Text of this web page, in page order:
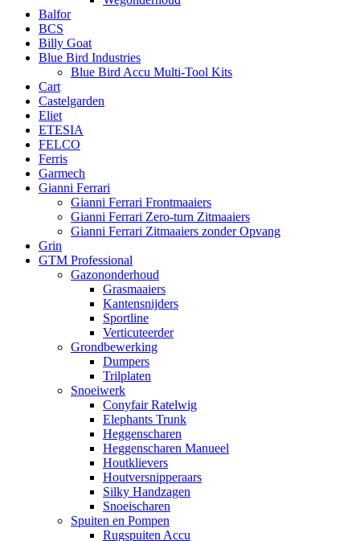
Balfor
BCS
Billy Goat
Blue Bird Industries
Blue Bird Accu Multi-Tool Kits
Cart
Castelgarden
Eliet
ETESIA
FELCO
Ferris
Garmech
Gianni Ferrari
Gianni Ferrari Frontmaaiers
Gianni Ferrari Zero-turn Zitmaaiers
Gianni Ferrari Zitmaaiers zonder Opvang
Grin
GTM Professional
Gazononderhoud
Grasmaaiers
Kantensnijders
Sportline
Verticuteerder
Grondbewerking
Dumpers
Trilplaten
Snoeiwerk
Conyfair Ratelwig
Elephants Trunk
Heggenscharen
Heggenscharen Manueel
Houtklievers
Houtversnipperaars
Silky Handzagen
Snoeischaren
Spuiten en Pompen
Rugspuiten Accu